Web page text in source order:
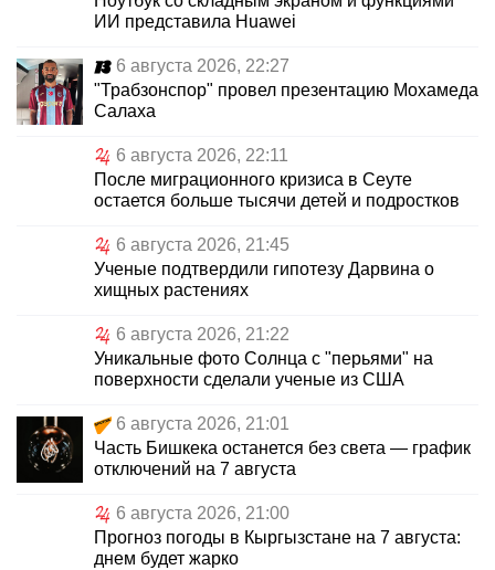
ИИ представила Huawei
6 августа 2026, 22:27
"Трабзонспор" провел презентацию Мохамеда
Салаха
6 августа 2026, 22:11
После миграционного кризиса в Сеуте
остается больше тысячи детей и подростков
6 августа 2026, 21:45
Ученые подтвердили гипотезу Дарвина о
хищных растениях
6 августа 2026, 21:22
Уникальные фото Солнца с "перьями" на
поверхности сделали ученые из США
6 августа 2026, 21:01
Часть Бишкека останется без света — график
отключений на 7 августа
6 августа 2026, 21:00
Прогноз погоды в Кыргызстане на 7 августа:
днем будет жарко